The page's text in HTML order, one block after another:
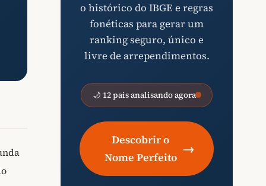
o histórico do IBGE e regras
fonéticas para gerar um
ranking seguro, único e
livre de arrependimentos.
🌙 12 pais analisando agora
Descobrir o
Nome Perfeito
→